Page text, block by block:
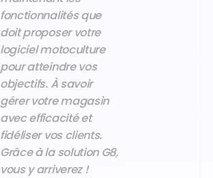
fonctionnalités que
doit proposer votre
logiciel motoculture
pour atteindre vos
objectifs. À savoir
gérer votre magasin
avec efficacité et
fidéliser vos clients.
Grâce à la solution G8,
vous y arriverez !